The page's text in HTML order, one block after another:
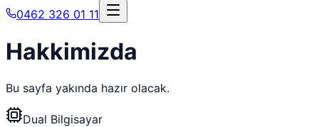
0462 326 01 11
Hakkimizda
Bu sayfa yakında hazır olacak.
Dual Bilgisayar